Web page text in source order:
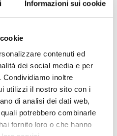
Informazioni sui cookie
contenuti ed
dei social media e per
inoltre
utilizzi il nostro sito con i
di analisi dei dati web,
potrebbero combinarle
fornito loro o che hanno